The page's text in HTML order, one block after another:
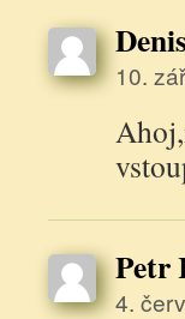
10.
Petr
4.